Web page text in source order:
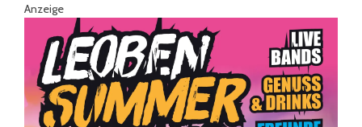
Anzeige